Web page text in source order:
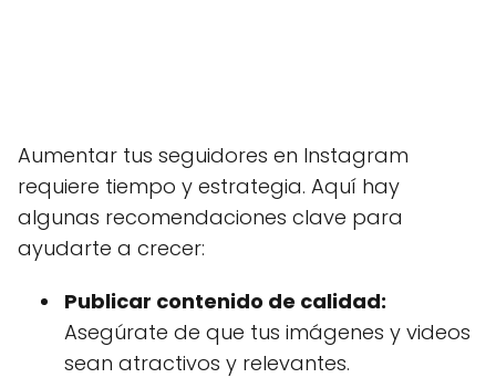
Aumentar tus seguidores en Instagram
requiere tiempo y estrategia. Aquí hay
algunas recomendaciones clave para
ayudarte a crecer:
Publicar contenido de calidad:
Asegúrate de que tus imágenes y videos
sean atractivos y relevantes.